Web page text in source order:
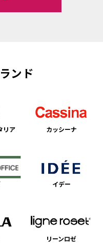
ンド
リア カッシーナ
イデー
リーンロゼ